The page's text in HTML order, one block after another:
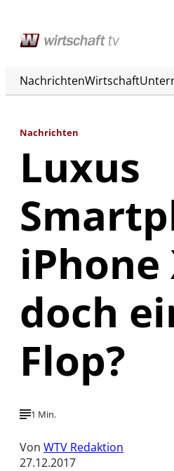
NachrichtenWirtschaft
Nachrichten
Luxus
iPhone
doch
Flop?
1 Min.
Von WTV Redaktion
27.12.2017